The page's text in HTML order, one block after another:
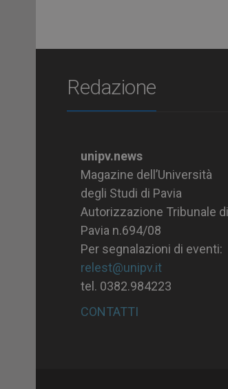
Redazione
unipv.news
Magazine dell’Università
degli Studi di Pavia
Autorizzazione Tribunale di
Pavia n.694/08
Per segnalazioni di eventi:
relest@unipv.it
tel. 0382.984223
CONTATTI